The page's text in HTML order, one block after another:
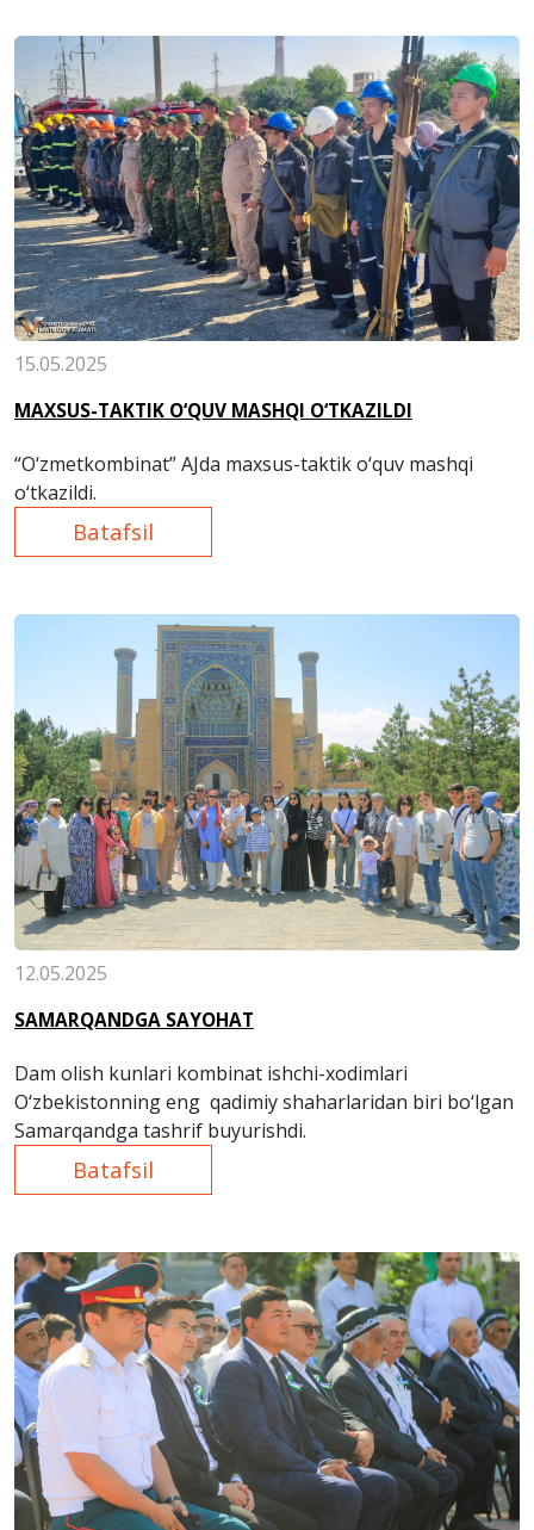
15.05.2025
MAXSUS-TAKTIK O‘QUV MASHQI O‘TKAZILDI
“O‘zmetkombinat” AJda maxsus-taktik o‘quv mashqi
o‘tkazildi.
Batafsil
12.05.2025
SAMARQANDGA SAYOHAT
Dam olish kunlari kombinat ishchi-xodimlari
O‘zbekistonning eng qadimiy shaharlaridan biri bo‘lgan
Samarqandga tashrif buyurishdi.
Batafsil